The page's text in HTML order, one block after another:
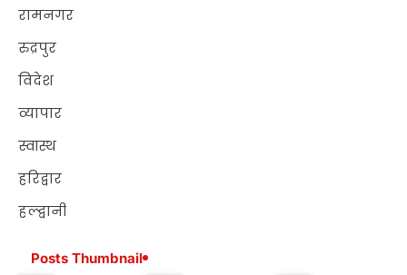
रामनगर
रुद्रपुर
विदेश
व्यापार
स्वास्थ
हरिद्वार
हल्द्वानी
Posts Thumbnail